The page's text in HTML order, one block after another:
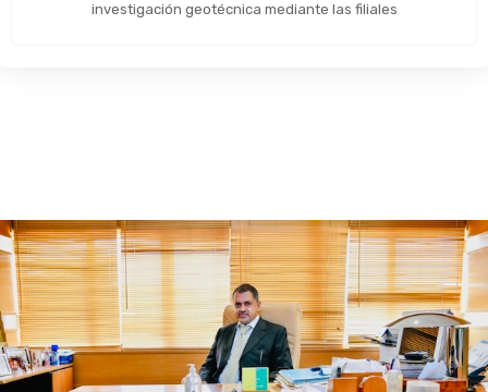
investigación geotécnica mediante las filiales